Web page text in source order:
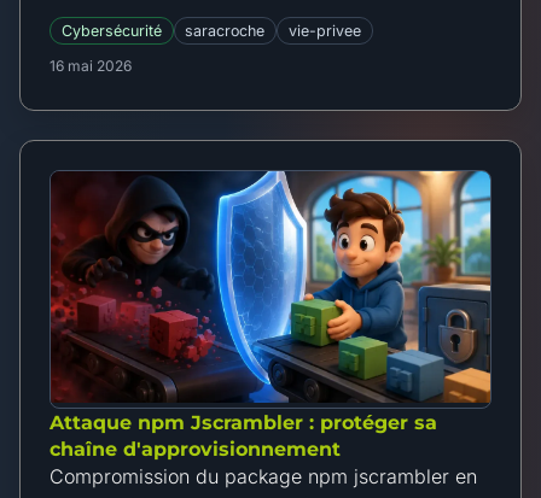
Cybersécurité saracroche
vie-privee
16 mai 2026
Attaque npm Jscrambler : protéger sa
chaîne d'approvisionnement
Compromission du package npm jscrambler en